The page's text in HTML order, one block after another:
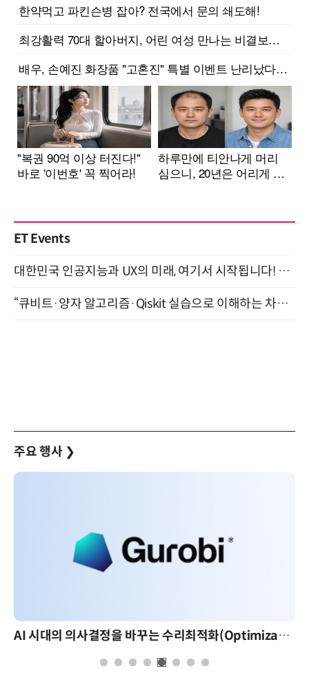
ET Events
대한민국 인공지능과 UX의 미래, 여기서 시작됩니다! UX Korea 2026 - Fall 9월 2일 개최
“큐비트·양자 알고리즘·Qiskit 실습으로 이해하는 차세대 컴퓨팅” (8/28)
주요 행사 ❯
AI 시대의 의사결정을 바꾸는 수리최적화(Optimization): 실제 산업 적용 사례와 활용 전략